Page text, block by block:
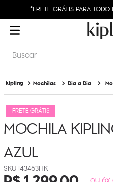
*FRETE GRÁTIS PARA
Buscar
Mochilas Dia a Dia
FRETE GRÁTIS
MOCHILA
AZUL
I43463HK